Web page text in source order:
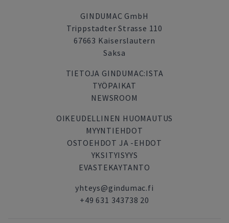
GINDUMAC GmbH
Trippstadter Strasse 110
67663 Kaiserslautern
Saksa
TIETOJA GINDUMAC:ISTA
TYÖPAIKAT
NEWSROOM
OIKEUDELLINEN HUOMAUTUS
MYYNTIEHDOT
OSTOEHDOT JA -EHDOT
YKSITYISYYS
EVASTEKAYTANTO
yhteys@gindumac.fi
+49 631 343738 20